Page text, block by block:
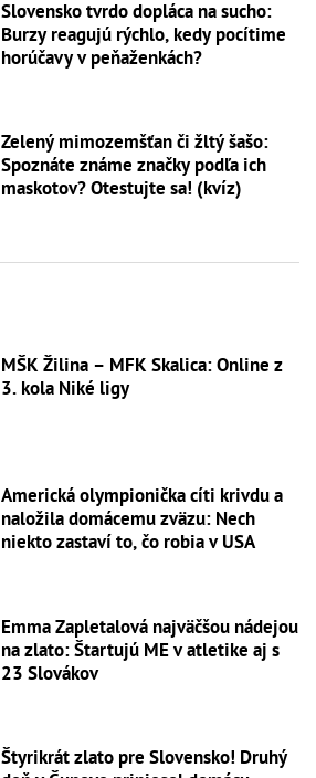
Slovensko tvrdo dopláca na sucho:
Burzy reagujú rýchlo, kedy pocítime
horúčavy v peňaženkách?
Zelený mimozemšťan či žltý šašo:
Spoznáte známe značky podľa ich
maskotov? Otestujte sa! (kvíz)
MŠK Žilina – MFK Skalica: Online z
3. kola Niké ligy
Americká olympionička cíti krivdu a
naložila domácemu zväzu: Nech
niekto zastaví to, čo robia v USA
Emma Zapletalová najväčšou nádejou
na zlato: Štartujú ME v atletike aj s
23 Slovákov
Štyrikrát zlato pre Slovensko! Druhý